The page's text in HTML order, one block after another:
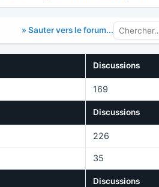
» Sauter vers le forum...
Discussions
169
Discussions
226
35
Discussions